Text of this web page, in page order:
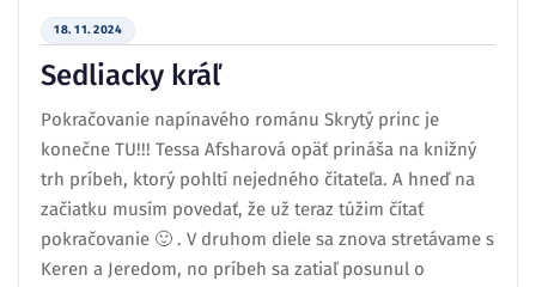
18. 11. 2024
Sedliacky kráľ
Pokračovanie napínavého románu Skrytý princ je
konečne TU!!! Tessa Afsharová opäť prináša na knižný
trh príbeh, ktorý pohltí nejedného čitateľa. A hneď na
začiatku musím povedať, že už teraz túžim čítať
pokračovanie 🙂 . V druhom diele sa znova stretávame s
Keren a Jeredom, no príbeh sa zatiaľ posunul o